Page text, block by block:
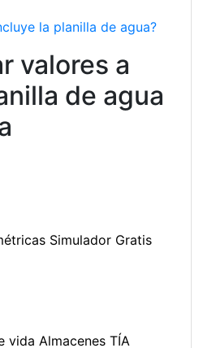
la planilla de agua?
valores a
de agua